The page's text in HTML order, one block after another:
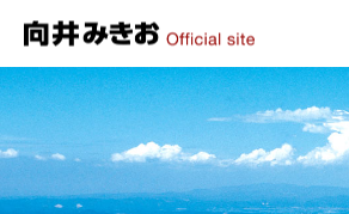
HOME
プロフィール